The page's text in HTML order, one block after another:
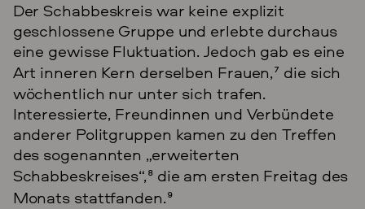
Der Schabbeskreis war keine explizit
geschlossene Gruppe und erlebte durchaus
eine gewisse Fluktuation. Jedoch gab es eine
Art inneren Kern derselben Frauen,7 die sich
wöchentlich nur unter sich trafen.
Interessierte, Freundinnen und Verbündete
anderer Politgruppen kamen zu den Treffen
des sogenannten „erweiterten
Schabbeskreises“,8die am ersten Freitag des
Monats stattfanden.9